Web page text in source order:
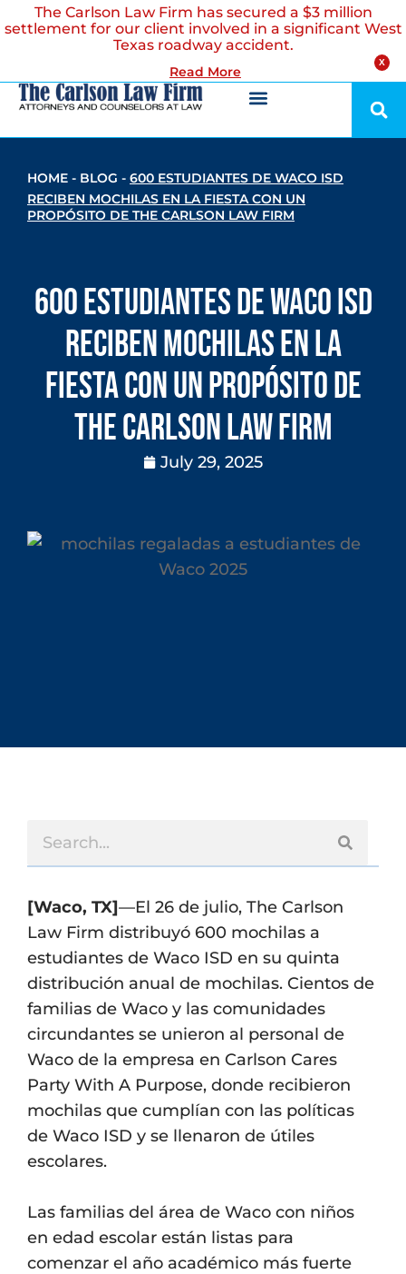
X
The Carlson Law Firm has secured a $3 million
settlement for our client involved in a significant West
Texas roadway accident.
Read More
HOME - BLOG - 600 ESTUDIANTES DE WACO ISD
RECIBEN MOCHILAS EN LA FIESTA CON UN
PROPÓSITO DE THE CARLSON LAW FIRM
600 estudiantes de Waco ISD
reciben mochilas en la
Fiesta Con Un Propósito de
The Carlson Law Firm
July 29, 2025
[Waco, TX]—El 26 de julio, The Carlson
Law Firm distribuyó 600 mochilas a
estudiantes de Waco ISD en su quinta
distribución anual de mochilas. Cientos de
familias de Waco y las comunidades
circundantes se unieron al personal de
Waco de la empresa en Carlson Cares
Party With A Purpose, donde recibieron
mochilas que cumplían con las políticas
de Waco ISD y se llenaron de útiles
escolares.
Las familias del área de Waco con niños
en edad escolar están listas para
comenzar el año académico más fuerte